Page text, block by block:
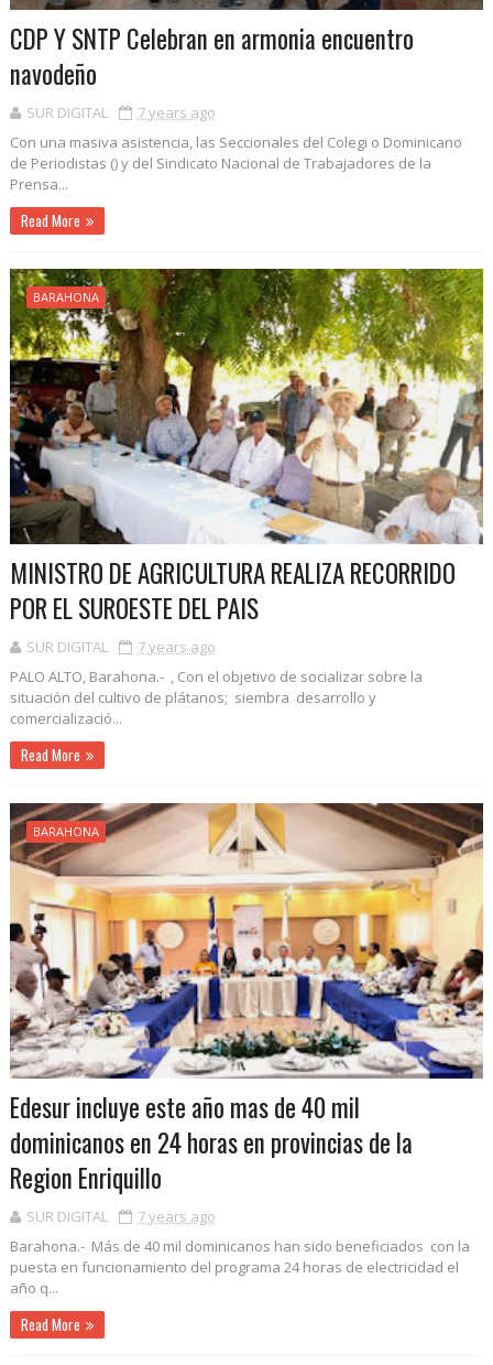
CDP Y SNTP Celebran en armonia encuentro
navodeño
SUR DIGITAL
7 years ago
Con una masiva asistencia, las Seccionales del Colegi o Dominicano
de Periodistas () y del Sindicato Nacional de Trabajadores de la
Prensa...
Read More
BARAHONA
MINISTRO DE AGRICULTURA REALIZA RECORRIDO
POR EL SUROESTE DEL PAIS
SUR DIGITAL
7 years ago
PALO ALTO, Barahona.- , Con el objetivo de socializar sobre la
situación del cultivo de plátanos; siembra desarrollo y
comercializació...
Read More
BARAHONA
Edesur incluye este año mas de 40 mil
dominicanos en 24 horas en provincias de la
Region Enriquillo
SUR DIGITAL
7 years ago
Barahona.- Más de 40 mil dominicanos han sido beneficiados con la
puesta en funcionamiento del programa 24 horas de electricidad el
año q...
Read More